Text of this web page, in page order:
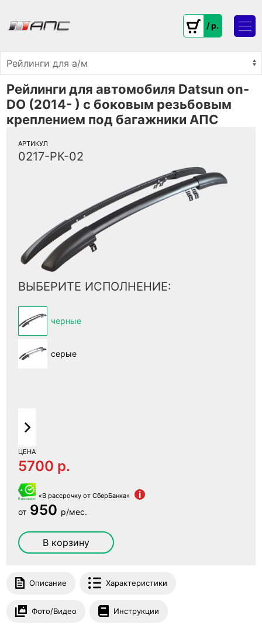
/ p.
Рейлинги для автомобиля Datsun on-
DO (2014- ) с боковым резьбовым
креплением под багажники АПС
АРТИКУЛ
0217-РК-02
ВЫБЕРИТЕ ИСПОЛНЕНИЕ:
черные
серые
ЦЕНА
5700 p.
«В рассрочку от СберБанка» i
от 950 р/мес.
В корзину
Описание Характеристики
Фото/Видео Инструкции